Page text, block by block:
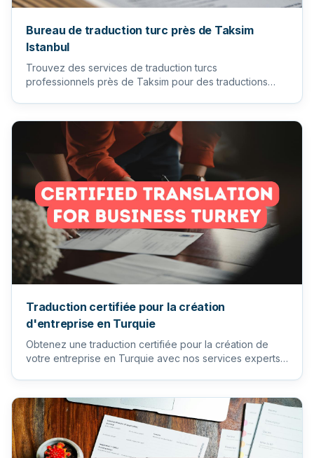
Bureau de traduction turc près de Taksim
Istanbul
Trouvez des services de traduction turcs
professionnels près de Taksim pour des traductions
Traduction certifiée pour la création
d'entreprise en Turquie
Obtenez une traduction certifiée pour la création de
votre entreprise en Turquie avec nos services experts